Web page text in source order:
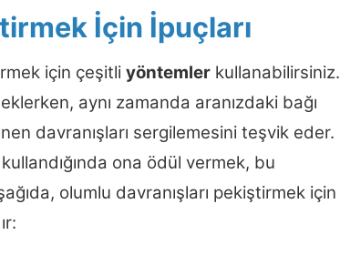
İçin İpuçları
için çeşitli yöntemler kullanabilirsiniz.
aynı zamanda aranızdaki bağı
davranışları sergilemesini teşvik eder.
ona ödül vermek, bu
olumlu davranışları pekiştirmek için